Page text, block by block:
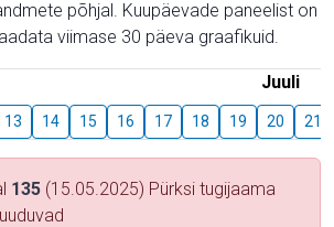
põhjal. Kuupäevade paneelist on
viimase 30 päeva graafikuid.
Juuli
13 14 15 16 17 18 19 20 21
135 (15.05.2025) Pürksi tugijaama